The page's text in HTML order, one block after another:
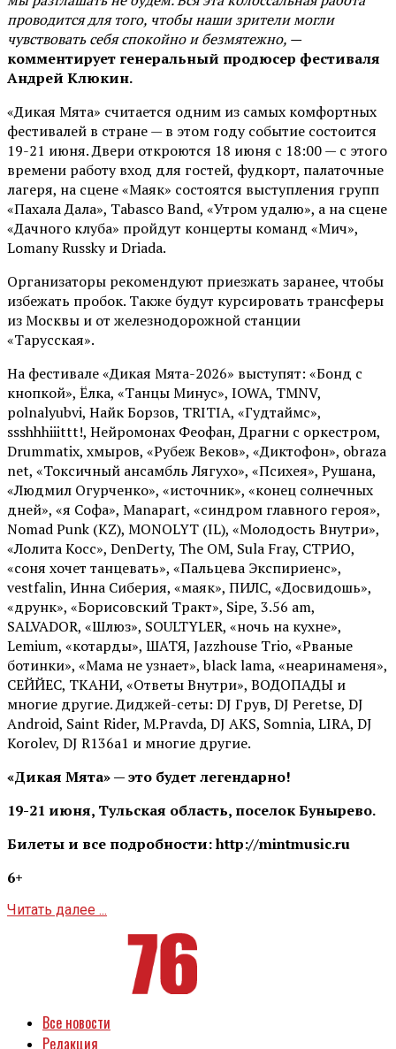
проводится для того, чтобы наши зрители могли
чувствовать себя спокойно и безмятежно, —
комментирует генеральный продюсер фестиваля
Андрей Клюкин.
«Дикая Мята» считается одним из самых комфортных
фестивалей в стране — в этом году событие состоится
19-21 июня. Двери откроются 18 июня с 18:00 — с этого
времени работу вход для гостей, фудкорт, палаточные
лагеря, на сцене «Маяк» состоятся выступления групп
«Пахала Дала», Tabasco Band, «Утром удалю», а на сцене
«Дачного клуба» пройдут концерты команд «Мич»,
Lomany Russky и Driada.
Организаторы рекомендуют приезжать заранее, чтобы
избежать пробок. Также будут курсировать трансферы
из Москвы и от железнодорожной станции
«Тарусская».
На фестивале «Дикая Мята-2026» выступят: «Бонд с
кнопкой», Ёлка, «Танцы Минус», IOWA, TMNV,
polnalyubvi, Найк Борзов, TRITIA, «Гудтаймс»,
ssshhhiiittt!, Нейромонах Феофан, Драгни с оркестром,
Drummatix, хмыров, «Рубеж Веков», «Диктофон», obraza
net, «Токсичный ансамбль Лягухо», «Психея», Рушана,
«Людмил Огурченко», «источник», «конец солнечных
дней», «я Софа», Manapart, «синдром главного героя»,
Nomad Punk (KZ), MONOLYT (IL), «Молодость Внутри»,
«Лолита Косс», DenDerty, The OM, Sula Fray, СТРИО,
«соня хочет танцевать», «Пальцева Экспириенс»,
vestfalin, Инна Сиберия, «маяк», ПИЛС, «Досвидошь»,
«друнк», «Борисовский Тракт», Sipe, 3.56 am,
SALVADOR, «Шлюз», SOULTYLER, «ночь на кухне»,
Lemium, «котарды», ШАТЯ, Jazzhouse Trio, «Рваные
ботинки», «Мама не узнает», black lama, «неаринаменя»,
СЕЙЙЕС, ТКАНИ, «Ответы Внутри», ВОДОПАДЫ и
многие другие. Диджей-сеты: DJ Грув, DJ Peretse, DJ
Android, Saint Rider, М.Pravda, DJ AKS, Somnia, LIRA, DJ
Korolev, DJ R136a1 и многие другие.
«Дикая Мята» — это будет легендарно!
19-21 июня, Тульская область, поселок Бунырево.
Билеты и все подробности: http://mintmusic.ru
6+
Читать далее ...
Все новости
Редакция